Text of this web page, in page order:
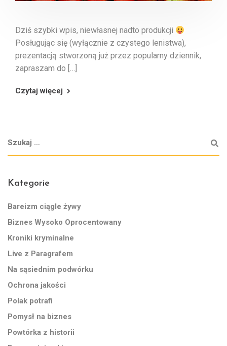
Dziś szybki wpis, niewłasnej nadto produkcji
Posługując się (wyłącznie z czystego lenistwa),
prezentacją stworzoną już przez popularny dziennik,
zapraszam do […]
Czytaj więcej
Kategorie
Bareizm ciągle żywy
Biznes Wysoko Oprocentowany
Kroniki kryminalne
Live z Paragrafem
Na sąsiednim podwórku
Ochrona jakości
Polak potrafi
Pomysł na biznes
Powtórka z historii